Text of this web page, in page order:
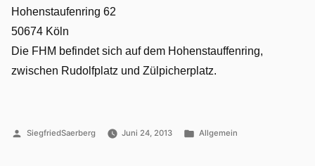
Hohenstaufenring 62
50674 Köln
Die FHM befindet sich auf dem Hohenstauffenring,
zwischen Rudolfplatz und Zülpicherplatz.
Veröffentlicht
SiegfriedSaerberg Juni 24, 2013
Veröffentlicht
Allgemein